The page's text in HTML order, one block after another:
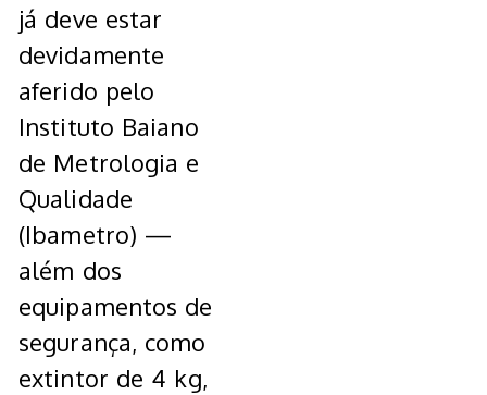
já deve estar
devidamente
aferido pelo
Instituto Baiano
de Metrologia e
Qualidade
(Ibametro) —
além dos
equipamentos de
segurança, como
extintor de 4 kg,